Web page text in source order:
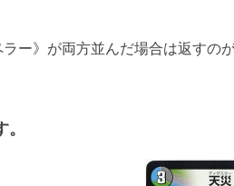
ー》が両方並んだ場合は返すの